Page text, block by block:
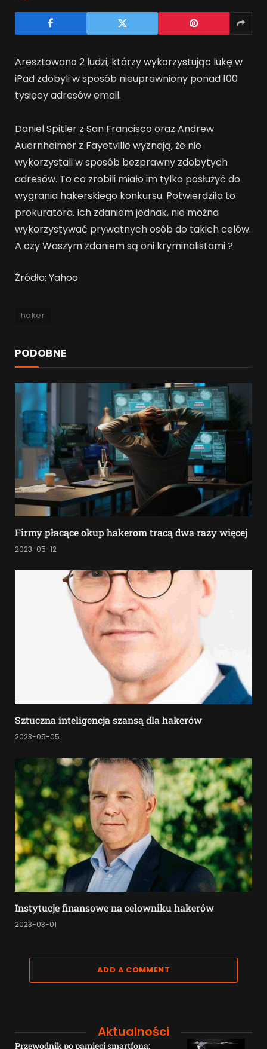
Aresztowano 2 ludzi, którzy wykorzystując lukę w
iPad zdobyli w sposób nieuprawniony ponad 100
tysięcy adresów email.
Daniel Spitler z San Francisco oraz Andrew
Auernheimer z Fayetville wyznają, że nie
wykorzystali w sposób bezprawny zdobytych
adresów. To co zrobili miało im tylko posłużyć do
wygrania hakerskiego konkursu. Potwierdziła to
prokuratora. Ich zdaniem jednak, nie można
wykorzystywać prywatnych osób do takich celów.
A czy Waszym zdaniem są oni kryminalistami ?
Źródło: Yahoo
haker
PODOBNE
Firmy płacące okup hakerom tracą dwa razy więcej
2023-05-12
Sztuczna inteligencja szansą dla hakerów
2023-05-05
Instytucje finansowe na celowniku hakerów
2023-03-01
ADD A COMMENT
Aktualności
Przewodnik po pamięci smartfona: